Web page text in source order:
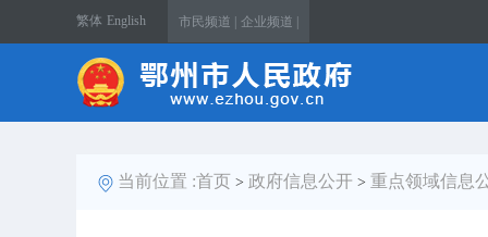
繁体 English 市民频道 | 企业频道 |
当前位置 :首页 > 政府信息公开 > 重点领域信息